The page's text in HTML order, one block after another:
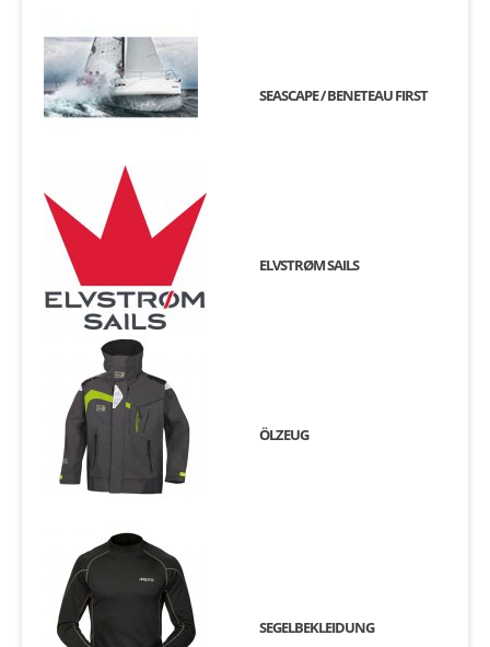
SEASCAPE / BENETEAU FIRST
ELVSTRØM SAILS
ÖLZEUG
SEGELBEKLEIDUNG